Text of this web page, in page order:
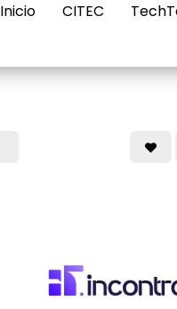
Inicio CITEC